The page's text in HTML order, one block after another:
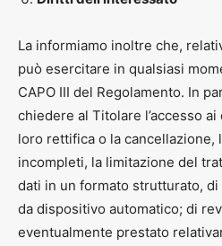
La informiamo inoltre che,
può esercitare in qualsiasi
CAPO III del Regolamento. In
chiedere al Titolare l’accesso
loro rettifica o la cancellazione,
incompleti, la limitazione del
dati in un formato strutturato,
da dispositivo automatico; di
eventualmente prestato